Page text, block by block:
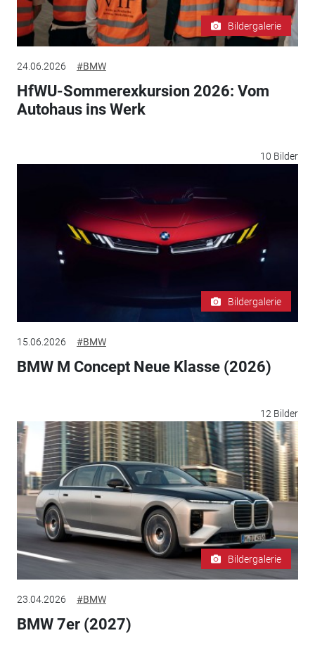
Bildergalerie
24.06.2026 #BMW
HfWU-Sommerexkursion 2026: Vom
Autohaus ins Werk
10 Bilder
Bildergalerie
15.06.2026 #BMW
BMW M Concept Neue Klasse (2026)
12 Bilder
Bildergalerie
23.04.2026 #BMW
BMW 7er (2027)